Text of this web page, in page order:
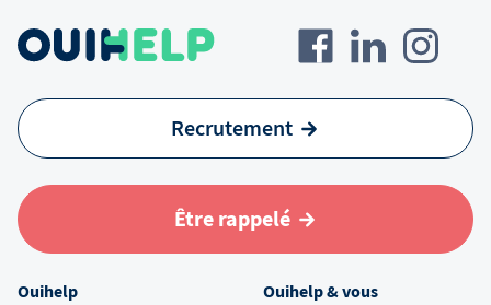
Recrutement
Être rappelé
Ouihelp Ouihelp & vous